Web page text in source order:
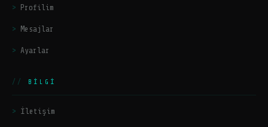
Profilim
Mesajlar
Ayarlar
BILGI
İletişim